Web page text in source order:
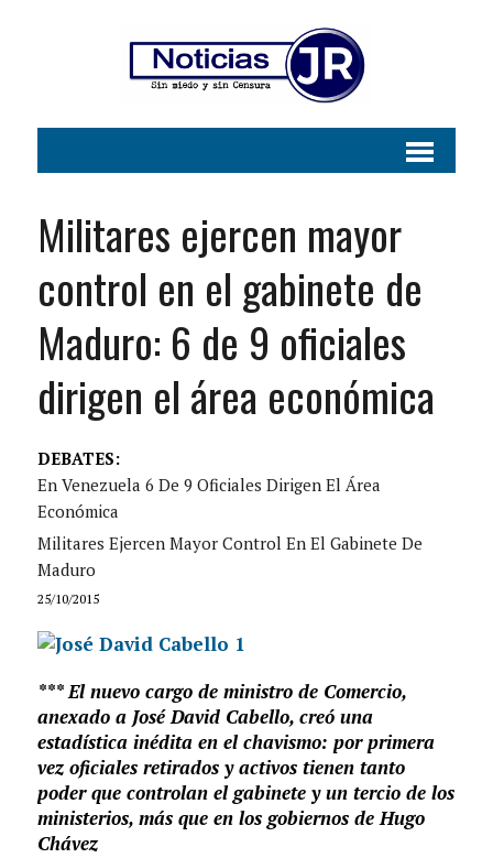
Militares ejercen mayor
control en el gabinete de
Maduro: 6 de 9 oficiales
dirigen el área económica
DEBATES:
En Venezuela 6 De 9 Oficiales Dirigen El Área
Económica
Militares Ejercen Mayor Control En El Gabinete De
Maduro
25/10/2015
*** El nuevo cargo de ministro de Comercio,
anexado a José David Cabello, creó una
estadística inédita en el chavismo: por primera
vez oficiales retirados y activos tienen tanto
poder que controlan el gabinete y un tercio de los
ministerios, más que en los gobiernos de Hugo
Chávez